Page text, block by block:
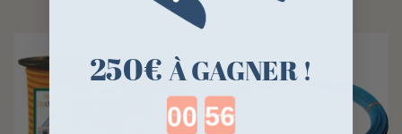
250€ À GAGNER !
Countdown ends in: